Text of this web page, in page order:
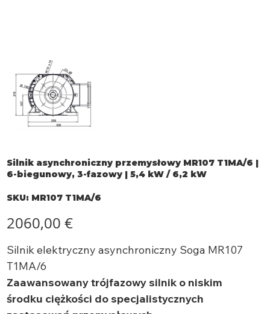
Silnik asynchroniczny przemysłowy MR107 T1MA/6 |
6-biegunowy, 3-fazowy | 5,4 kW / 6,2 kW
SKU: SKU
MR107
MR107 T1MA/6
2060,00 €
Silnik elektryczny asynchroniczny Soga MR107
T1MA/6
Zaawansowany trójfazowy silnik o niskim
środku ciężkości do specjalistycznych